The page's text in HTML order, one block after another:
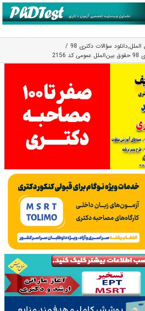
,دانلود سؤالات دکتری 98